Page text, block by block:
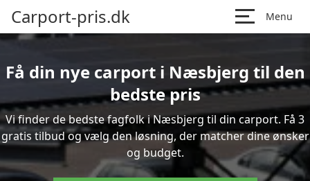
Carport-pris.dk Menu
Få din nye carport i Næsbjerg til den
bedste pris
Vi finder de bedste fagfolk i Næsbjerg til din carport. Få 3
gratis tilbud og vælg den løsning, der matcher dine ønsker
og budget.